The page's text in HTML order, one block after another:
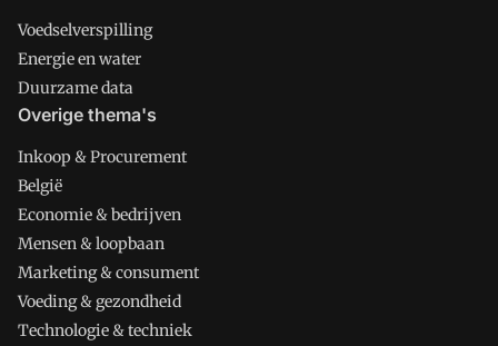
Voedselverspilling
Energie en water
Duurzame data
Overige thema's
Inkoop & Procurement
België
Economie & bedrijven
Mensen & loopbaan
Marketing & consument
Voeding & gezondheid
Technologie & techniek